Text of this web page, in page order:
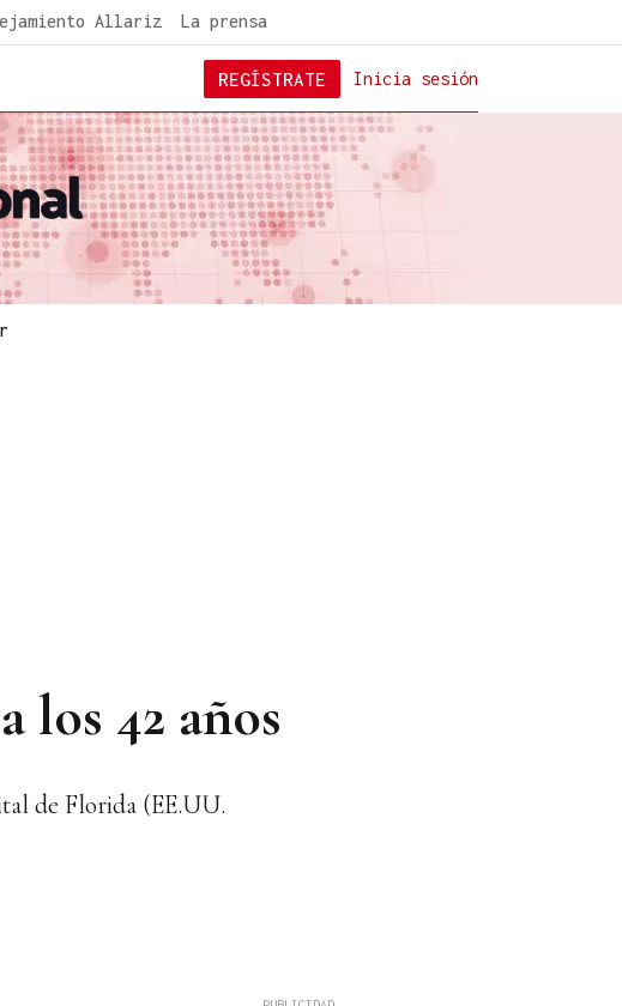
Allariz La prensa
Inicia sesión
REGÍSTRATE
los 42 años
de Florida (EE.UU.